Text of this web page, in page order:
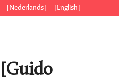
[Nederlands] [English]